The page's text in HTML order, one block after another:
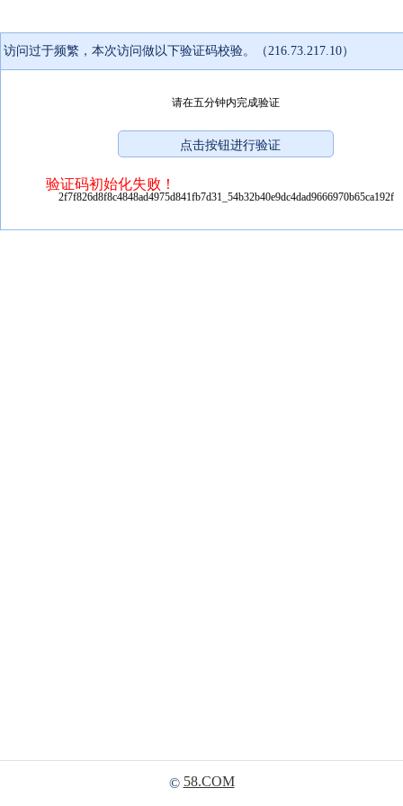
访问过于频繁，本次访问做以下验证码校验。（216.73.217.10）
请在五分钟内完成验证
验证码初始化失败！
2f7f826d8f8c4848ad4975d841fb7d31_54b32b40e9dc4dad9666970b65ca192f
© 58.COM